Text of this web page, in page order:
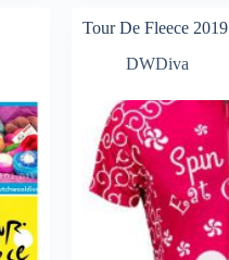
WRAP
ROLL
Tour De Fleece 2019
DWDiva